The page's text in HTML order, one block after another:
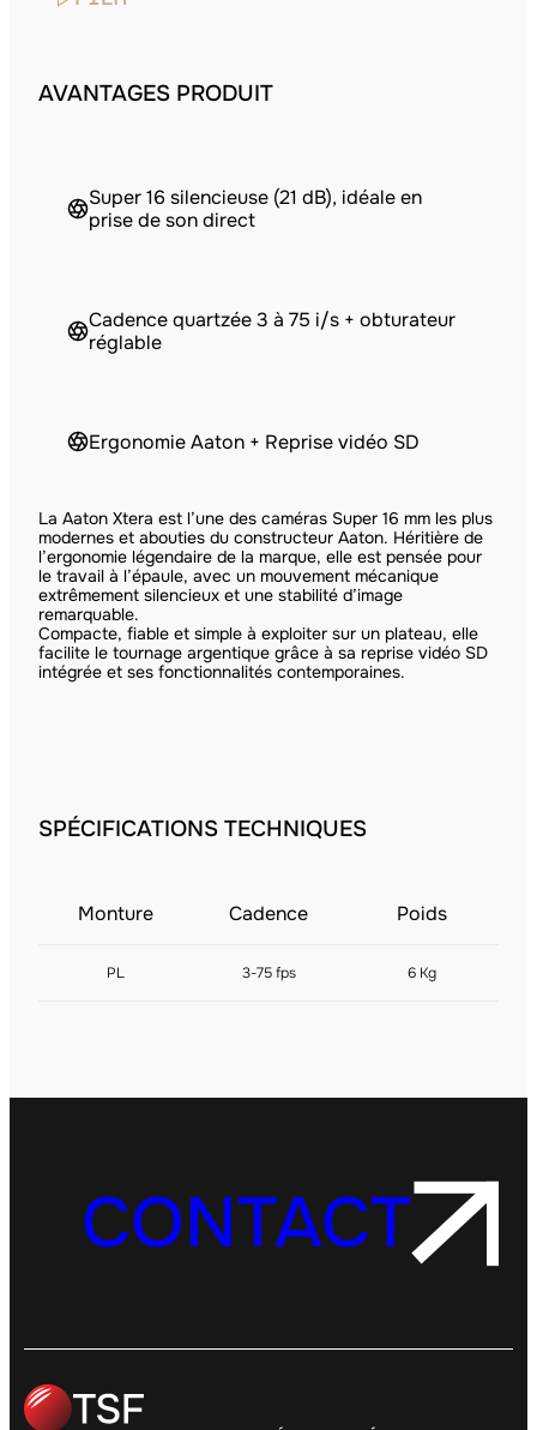
AVANTAGES PRODUIT
Super 16 silencieuse (21 dB), idéale en
prise de son direct
Cadence quartzée 3 à 75 i/s + obturateur
réglable
Ergonomie Aaton + Reprise vidéo SD
La Aaton Xtera est l’une des caméras Super 16 mm les plus
modernes et abouties du constructeur Aaton. Héritière de
l’ergonomie légendaire de la marque, elle est pensée pour
le travail à l’épaule, avec un mouvement mécanique
extrêmement silencieux et une stabilité d’image
remarquable.
Compacte, fiable et simple à exploiter sur un plateau, elle
facilite le tournage argentique grâce à sa reprise vidéo SD
intégrée et ses fonctionnalités contemporaines.
SPÉCIFICATIONS TECHNIQUES
Monture Cadence Poids
PL 3-75 fps 6 Kg
CONTACT